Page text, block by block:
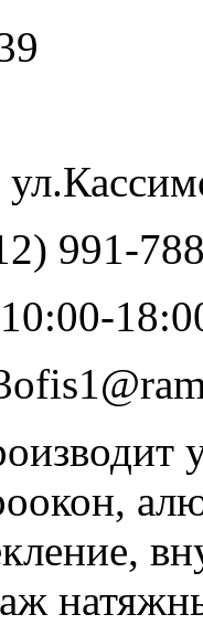
991-